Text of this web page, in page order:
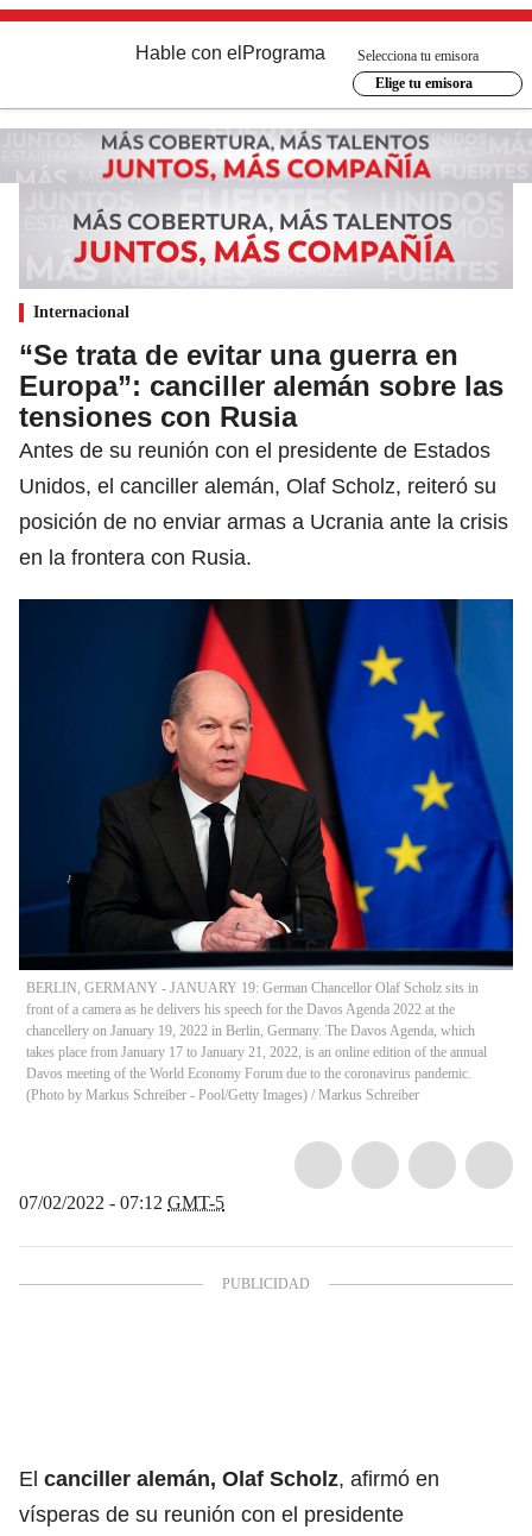
Hable con el Programa
Selecciona tu emisora
Elige tu emisora
Internacional
“Se trata de evitar una guerra en
Europa”: canciller alemán sobre las
tensiones con Rusia
Antes de su reunión con el presidente de Estados
Unidos, el canciller alemán, Olaf Scholz, reiteró su
posición de no enviar armas a Ucrania ante la crisis
en la frontera con Rusia.
BERLIN, GERMANY - JANUARY 19: German Chancellor Olaf Scholz sits in
front of a camera as he delivers his speech for the Davos Agenda 2022 at the
chancellery on January 19, 2022 in Berlin, Germany. The Davos Agenda, which
takes place from January 17 to January 21, 2022, is an online edition of the annual
Davos meeting of the World Economy Forum due to the coronavirus pandemic.
(Photo by Markus Schreiber - Pool/Getty Images) / Markus Schreiber
07/02/2022 - 07:12 GMT-5
El canciller alemán, Olaf Scholz, afirmó en
vísperas de su reunión con el presidente